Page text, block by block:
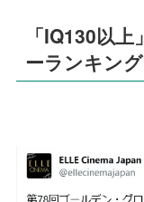
「IQ130以
ーランキン